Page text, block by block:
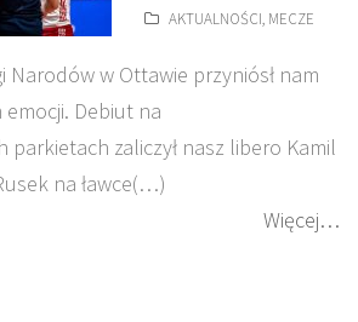
AKTUALNOŚCI, MECZE
Narodów w Ottawie przyniósł nam
Debiut na
parkietach zaliczył nasz libero Kamil
na ławce(…)
Więcej…